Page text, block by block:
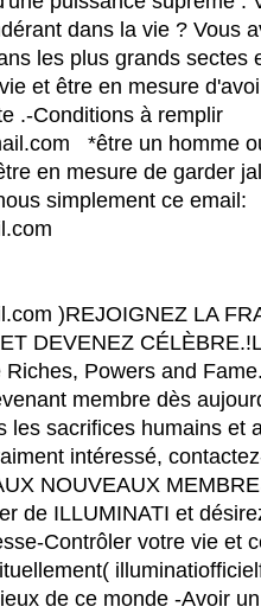
dans la vie ? Vous
les plus grands sectes
et être en mesure
.-Conditions à remplir
*être un homme
en mesure de garder
simplement ce email:
)REJOIGNEZ LA
DEVENEZ
Powers and
membre dès
les sacrifices humains et
intéressé,
NOUVEAUX
de ILLUMINATI et
Contrôler votre vie et
de ce monde -Avoir